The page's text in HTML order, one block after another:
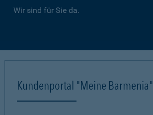
Wir sind für Sie da.
Kundenportal "Meine Barmenia"